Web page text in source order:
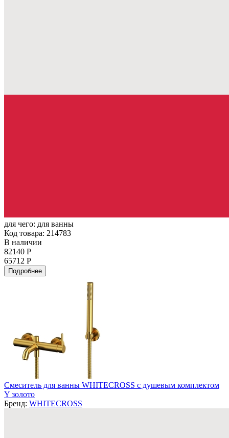
для чего: для ванны
Код товара: 214783
В наличии
82140 Р
65712 Р
Подробнее
Смеситель для ванны WHITECROSS с душевым комплектом
Y золото
Бренд: WHITECROSS